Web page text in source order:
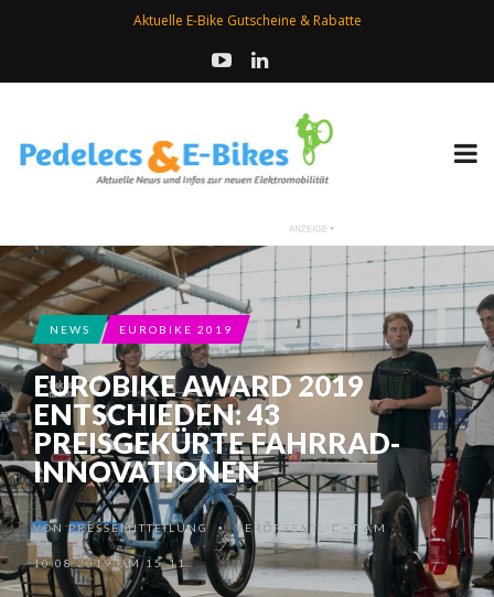
Aktuelle E-Bike Gutscheine & Rabatte
NEWS EUROBIKE 2019
EUROBIKE AWARD 2019
ENTSCHIEDEN: 43
PREISGEKÜRTE FAHRRAD-
INNOVATIONEN
VONPRESSEMITTEILUNG •VERÖFFENTLICHT AM
10.08.2019 UM 15:11